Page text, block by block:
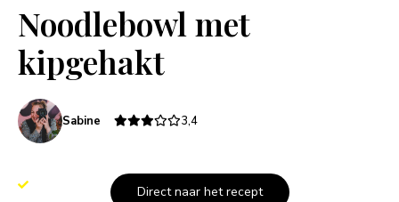
Noodlebowl met
kipgehakt
Sabine 3,4
Direct naar het recept